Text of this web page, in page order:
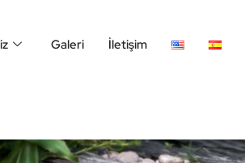
Galeri İletişim